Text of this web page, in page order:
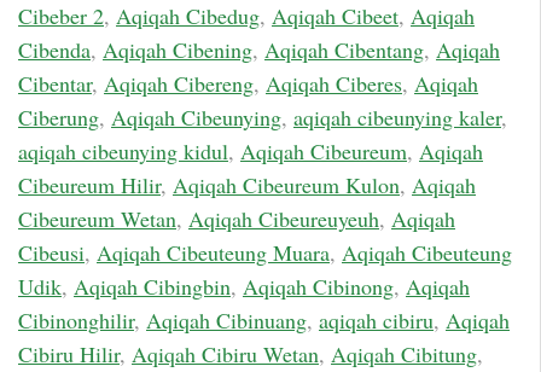
Cibeber 2, Aqiqah Cibedug, Aqiqah Cibeet, Aqiqah
Cibenda, Aqiqah Cibening, Aqiqah Cibentang, Aqiqah
Cibentar, Aqiqah Cibereng, Aqiqah Ciberes, Aqiqah
Ciberung, Aqiqah Cibeunying, aqiqah cibeunying kaler,
aqiqah cibeunying kidul, Aqiqah Cibeureum, Aqiqah
Cibeureum Hilir, Aqiqah Cibeureum Kulon, Aqiqah
Cibeureum Wetan, Aqiqah Cibeureuyeuh, Aqiqah
Cibeusi, Aqiqah Cibeuteung Muara, Aqiqah Cibeuteung
Udik, Aqiqah Cibingbin, Aqiqah Cibinong, Aqiqah
Cibinonghilir, Aqiqah Cibinuang, aqiqah cibiru, Aqiqah
Cibiru Hilir, Aqiqah Cibiru Wetan, Aqiqah Cibitung,